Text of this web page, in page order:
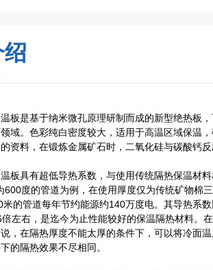
是基于纳米微孔原理研制而成的新型绝热板，
域。色彩纯白密度较大，适用于高温区域保温
资料，在锻炼金属矿石时，二氧化硅与碳酸钙
具有超低导热系数，与使用传统隔热保温材料
600度的管道为例，在使用厚度仅为传统矿物棉
米的管道每年节约能源约140万度电。其导热系
左右，是迄今为止性能较好的保温隔热材料。
，在隔热厚度不能太厚的条件下，可以将冷面
的隔热效果不尽相同。